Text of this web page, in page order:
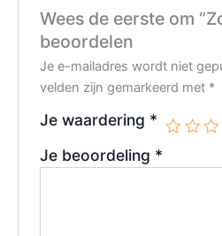
Wees de eerste om
beoordelen
Je e-mailadres wordt niet
velden zijn gemarkeerd met *
Je waardering *
Je beoordeling *